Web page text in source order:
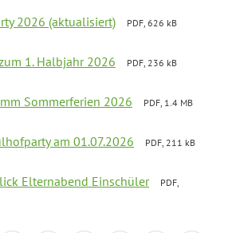
2026 (aktualisiert)
PDF, 626 kB
1. Halbjahr 2026
PDF, 236 kB
Sommerferien 2026
PDF, 1.4 MB
am 01.07.2026
PDF, 211 kB
Elternabend Einschüler
PDF,